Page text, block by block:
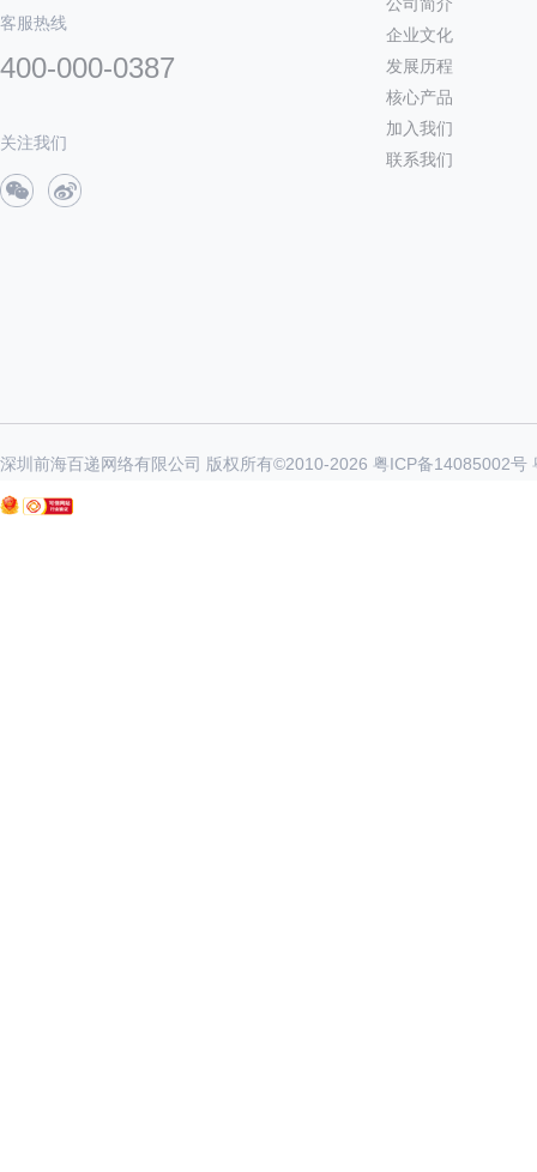
客服热线
400-000-0387
关注我们
企业文化
发展历程
核心产品
加入我们
联系我们
深圳前海百递网络有限公司 版权所有©2010-2026 粤ICP备14085002号